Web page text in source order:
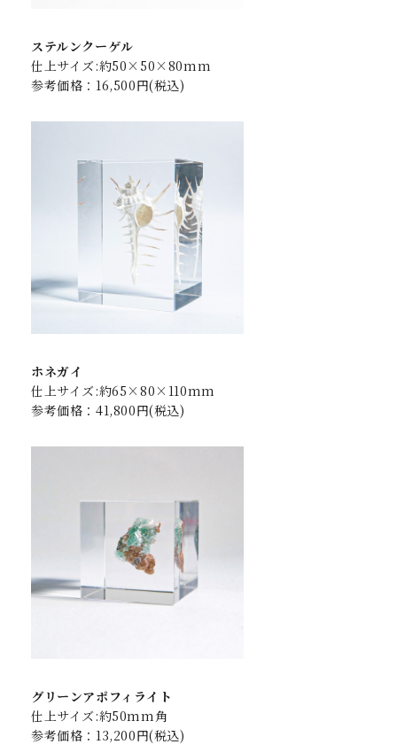
ステルンクーゲル
仕上サイズ:約50×50×80mm
参考価格：16,500円(税込)
ホネガイ
仕上サイズ:約65×80×110mm
参考価格：41,800円(税込)
グリーンアポフィライト
仕上サイズ:約50mm角
参考価格：13,200円(税込)